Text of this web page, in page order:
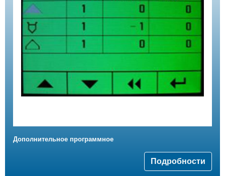
Дополнительное программное
Подробности